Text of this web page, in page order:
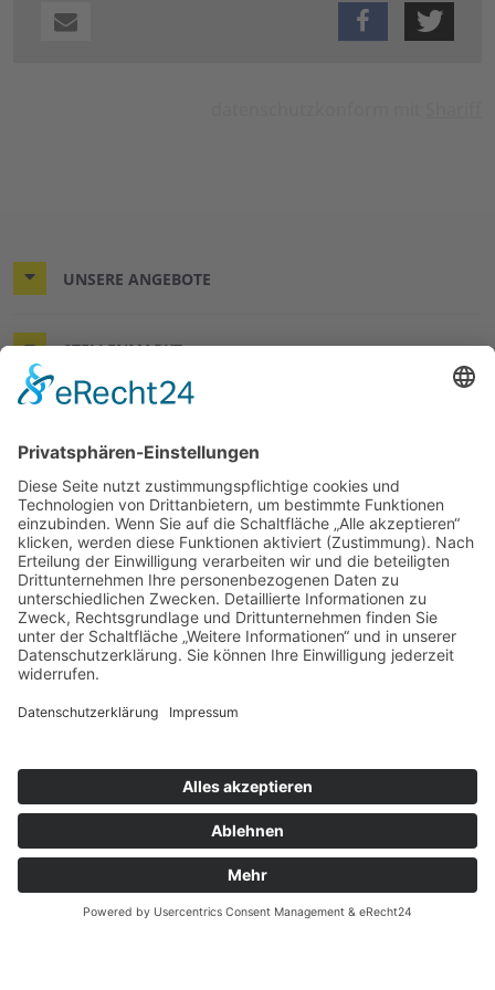
UNSERE ANGEBOTE
STELLENMARKT
DER WÜNSCHEWAGEN
© 2026 Arbeiter-Samariter-Bund Regionalverband Leine-
Harz-Solling
Impressum